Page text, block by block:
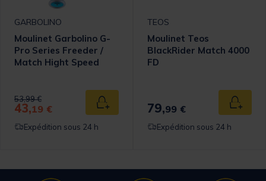
panier
GARBOLINO
Moulinet Garbolino G-
Pro Series Freeder /
Match Hight Speed
Price reduced from
53,99 €to
43,19 € Ajouter au panier
Expédition sous 24 h
TEOS
Moulinet Teos
BlackRider Match 4000
FD
79,99 €
Expédition sous 24 h